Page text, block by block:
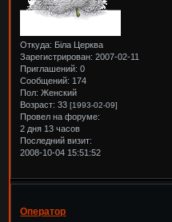
Откуда: Біла Церква
Зарегистрирован: 2007-02-11
Приглашений: 0
Сообщений: 174
Пол: Женский
Возраст: 33[1993-02-09]
Провел на форуме:
2 дня 13 часов
Последний визит:
2008-10-04 15:51:52
Оператор